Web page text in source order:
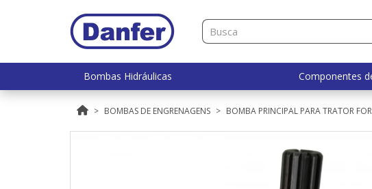
Bombas Hidráulicas Componentes
BOMBAS DE ENGRENAGENS BOMBA PRINCIPAL PARA TRATOR